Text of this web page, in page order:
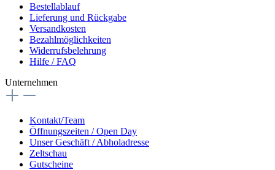
Bestellablauf
Lieferung und Rückgabe
Versandkosten
Bezahlmöglichkeiten
Widerrufsbelehrung
Hilfe / FAQ
Unternehmen
Kontakt/Team
Öffnungszeiten / Open Day
Unser Geschäft / Abholadresse
Zeltschau
Gutscheine